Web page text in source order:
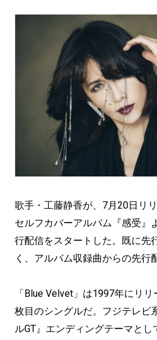
歌手・工藤静香が、7月20日リ
セルフカバーアルバム『感受』
行配信をスタートした。既に先
く、アルバム収録曲からの先行
「Blue Velvet」は1997年にリ
枚目のシングルだ。フジテレビ
ルGT』エンディングテーマと